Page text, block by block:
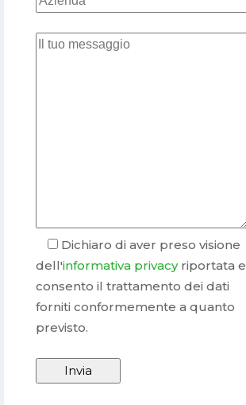
Dichiaro di aver preso visione
dell'informativa privacyriportata e
consento il trattamento dei dati
forniti conformemente a quanto
previsto.